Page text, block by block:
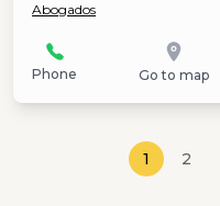
Abogados
Phone Go to map
1 2